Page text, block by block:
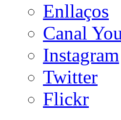
Enllaços
Canal
Instagram
Twitter
Flickr